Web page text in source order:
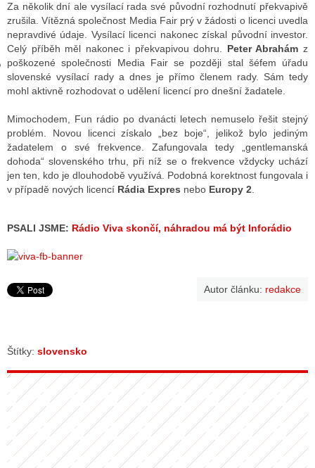
DISKUTÉRA NA RADIOTV
STARŠÍCH DISKUZÍ
Za několik dní ale vysílací rada své původní rozhodnutí překvapivě
zrušila. Vítězná společnost Media Fair prý v žádosti o licenci uvedla
nepravdivé údaje. Vysílací licenci nakonec získal původní investor.
Celý příběh měl nakonec i překvapivou dohru. Peter Abrahám z
poškozené společnosti Media Fair se později stal šéfem úřadu
slovenské vysílací rady a dnes je přímo členem rady. Sám tedy
mohl aktivně rozhodovat o udělení licencí pro dnešní žadatele.
Mimochodem, Fun rádio po dvanácti letech nemuselo řešit stejný
problém. Novou licenci získalo „bez boje“, jelikož bylo jediným
žadatelem o své frekvence. Zafungovala tedy „gentlemanská
dohoda“ slovenského trhu, při níž se o frekvence vždycky uchází
jen ten, kdo je dlouhodobě využívá. Podobná korektnost fungovala i
v případě nových licencí Rádia Expres nebo Europy 2
PSALI JSME: Rádio Viva skončí, náhradou má být Inforádio
Autor článku: redakce
Štítky: slovensko